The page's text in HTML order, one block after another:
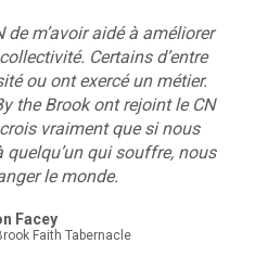
de m’avoir aidé à améliorer
Certains d’entre
ou ont exercé un métier.
the Brook ont rejoint le CN
vraiment que si nous
qui souffre, nous
le monde.
Facey
Faith Tabernacle